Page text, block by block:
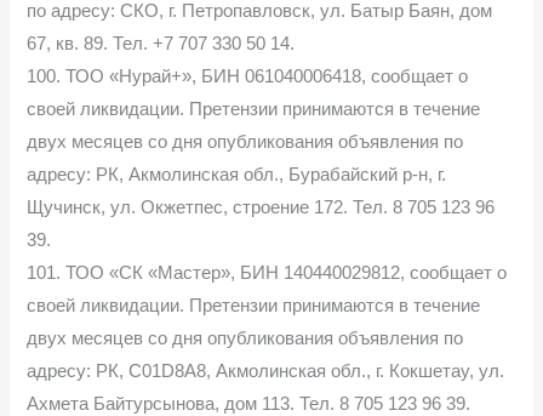
по адресу: СКО, г. Петропавловск, ул. Батыр Баян, дом
67, кв. 89. Тел. +7 707 330 50 14.
100. ТОО «Нурай+», БИН 061040006418, сообщает о
своей ликвидации. Претензии принимаются в течение
двух месяцев со дня опубликования объявления по
адресу: РК, Акмолинская обл., Бурабайский р-н, г.
Щучинск, ул. Окжетпес, строение 172. Тел. 8 705 123 96
39.
101. ТОО «СК «Мастер», БИН 140440029812, сообщает о
своей ликвидации. Претензии принимаются в течение
двух месяцев со дня опубликования объявления по
адресу: РК, C01D8A8, Акмолинская обл., г. Кокшетау, ул.
Ахмета Байтурсынова, дом 113. Тел. 8 705 123 96 39.